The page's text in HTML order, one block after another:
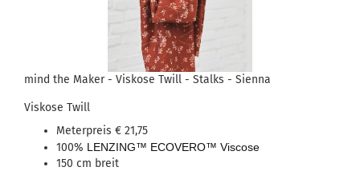
mind the Maker - Viskose Twill - Stalks - Sienna
Viskose Twill
Meterpreis € 21,75
100% LENZING™ ECOVERO™ Viscose
150 cm breit